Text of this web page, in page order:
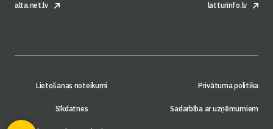
alta.net.lv latturinfo.lv
Lietošanas noteikumi Privātuma politika
Sīkdatnes Sadarbība ar uzņēmumiem